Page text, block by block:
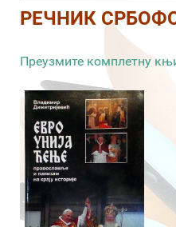
РЕЧНИК
Преузмите комплетну